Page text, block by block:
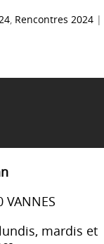
, Rencontres 2024 |
mardis et